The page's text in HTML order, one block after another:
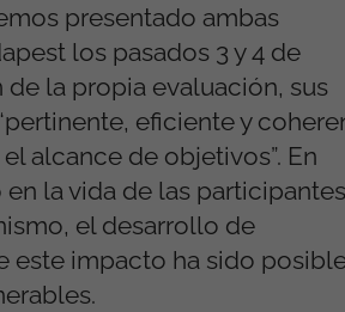
presentado ambas
los pasados 3 y 4 de
la propia evaluación, sus
eficiente y
alcance de objetivos”. En
la vida de las
el desarrollo de
este impacto ha sido